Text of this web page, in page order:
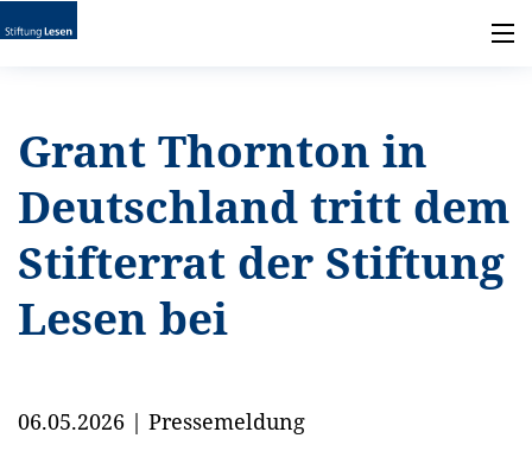
Grant Thornton in
Deutschland tritt dem
Stifterrat der Stiftung
Lesen bei
06.05.2026 | Pressemeldung